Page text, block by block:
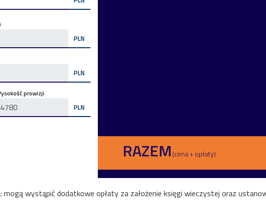
PLN
PLN
prowizji
PLN
RAZEM(cena + opłaty)
mogą wystąpić dodatkowe opłaty za założenie księgi wieczystej oraz